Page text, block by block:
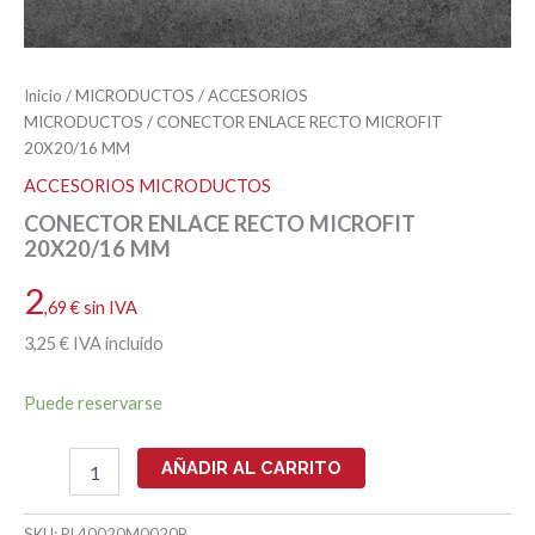
Inicio /MICRODUCTOS /ACCESORIOS
MICRODUCTOS / CONECTOR ENLACE RECTO MICROFIT
20X20/16 MM
ACCESORIOS MICRODUCTOS
CONECTOR ENLACE RECTO MICROFIT
20X20/16 MM
2,69 €sin IVA
3,25 € IVA incluido
Puede reservarse
MICROFIT
AÑADIR AL CARRITO